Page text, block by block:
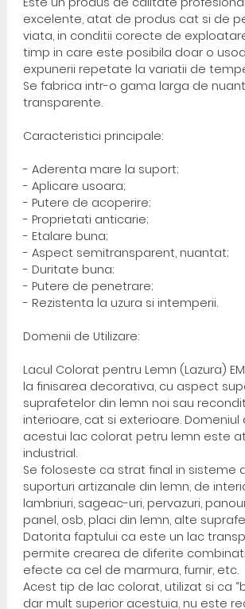
excelente, atat de produs cat si de
viata, in conditii corecte de
timp in care este posibila doar o
expunerii repetate la variatii de
Se fabrica intr-o gama larga de
transparente.
Caracteristici principale:
- Aderenta mare la suport;
- Aplicare usoara;
- Putere de acoperire;
- Proprietati anticarie;
- Etalare buna;
- Aspect semitransparent, nuantat;
- Duritate buna;
- Putere de penetrare;
- Rezistenta la uzura si intemperii.
Domenii de Utilizare:
Lacul Colorat pentru Lemn (Lazura)
la finisarea decorativa, cu aspect
suprafetelor din lemn noi sau
interioare, cat si exterioare.
acestui lac colorat petru lemn este
industrial.
Se foloseste ca strat final in sisteme
suporturi artizanale din lemn, de
lambriuri, sageac-uri, pervazuri,
panel, osb, placi din lemn, alte
Datorita faptului ca este un lac
permite crearea de diferite
efecte ca cel de marmura, furnir, etc.
Acest tip de lac colorat, utilizat si ca
dar mult superior acestuia, nu este